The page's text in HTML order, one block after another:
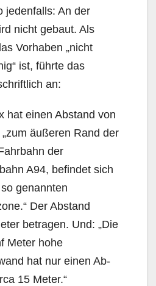
jedenfalls: An der
nicht gebaut. Als
Vorhaben „nicht
ist, führte das
an:
hat einen Abstand von
äußeren Rand der
der
A94, befindet sich
genannten
Der Abstand
betragen. Und: „Die
Meter hohe
hat nur einen Ab­
15 Meter.“